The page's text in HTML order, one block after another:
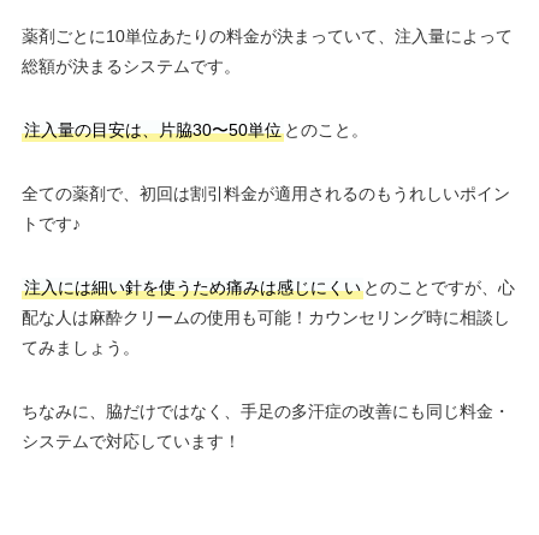
薬剤ごとに10単位あたりの料金が決まっていて、注入量によって
総額が決まるシステムです。
注入量の目安は、片脇30〜50単位とのこと。
全ての薬剤で、初回は割引料金が適用されるのもうれしいポイン
トです♪
注入には細い針を使うため痛みは感じにくいとのことですが、心
配な人は麻酔クリームの使用も可能！カウンセリング時に相談し
てみましょう。
ちなみに、脇だけではなく、手足の多汗症の改善にも同じ料金・
システムで対応しています！